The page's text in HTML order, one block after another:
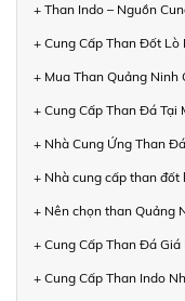
+ Than Indo – Nguồn
+ Cung Cấp Than Đốt Lò
+ Mua Than Quảng Ninh
+ Cung Cấp Than Đá Tại
+ Nhà Cung Ứng Than
+ Nhà cung cấp than
+ Nên chọn than Quảng
+ Cung Cấp Than Đá Giá
+ Cung Cấp Than Indo